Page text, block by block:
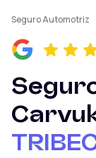
Seguro Automotriz